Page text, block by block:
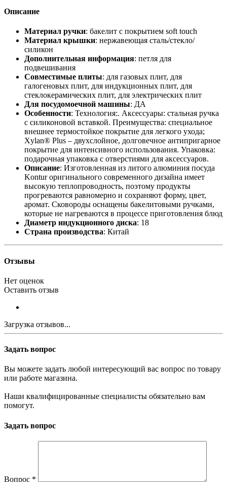
Описание
Материал ручки: бакелит с покрытием soft touch
Материал крышки: нержавеющая сталь/стекло/
силикон
Дополнительная информация: петля для
подвешивания
Совместимые плиты: для газовых плит, для
галогеновых плит, для индукционных плит, для
стеклокерамических плит, для электрических плит
Для посудомоечной машины: ДА
Особенности: Технология:. Аксессуары: стальная ручка
с силиконовой вставкой. Преимущества: специальное
внешнее термостойкое покрытие для легкого ухода;
Xylan® Plus – двухслойное, долговечное антипригарное
покрытие для интенсивного использования. Упаковка:
подарочная упаковка с отверстиями для аксессуаров.
Описание: Изготовленная из литого алюминия посуда
Kontur оригинального современного дизайна имеет
высокую теплопроводность, поэтому продукты
прогреваются равномерно и сохраняют форму, цвет,
аромат. Сковороды оснащены бакелитовыми ручками,
которые не нагреваются в процессе приготовления блюд
Диаметр индукционного диска: 18
Страна производства: Китай
Отзывы
Нет оценок
Оставить отзыв
Загрузка отзывов...
Задать вопрос
Вы можете задать любой интересующий вас вопрос по товару
или работе магазина.
Наши квалифицированные специалисты обязательно вам
помогут.
Задать вопрос
Вопрос *